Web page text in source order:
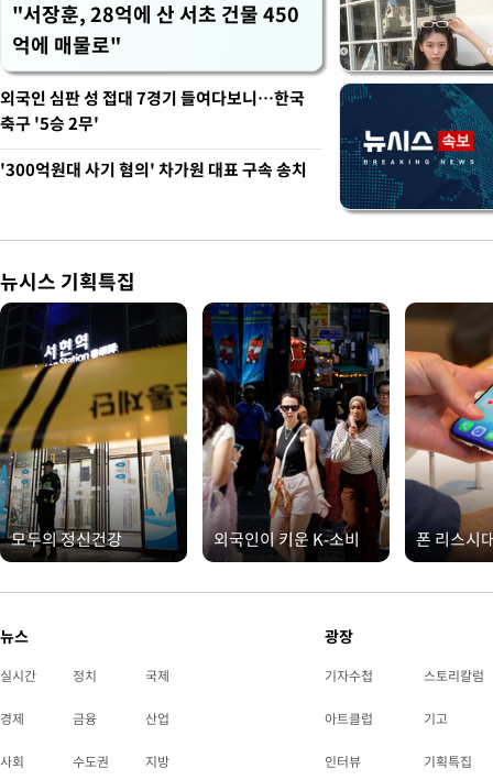
"서장훈, 28억에 산 서초 건물 450
억에 매물로"
외국인 심판 성 접대 7경기 들여다보니…한국
축구 '5승 2무'
'300억원대 사기 혐의' 차가원 대표 구속 송치
뉴시스 기획특집
모두의 정신건강 외국인이 키운 K-소비 폰 리스시
뉴스
실시간 정치 국제
경제 금융 산업
사회 수도권 지방
광장
기자수첩 스토리칼럼
아트클럽 기고
인터뷰 기획특집